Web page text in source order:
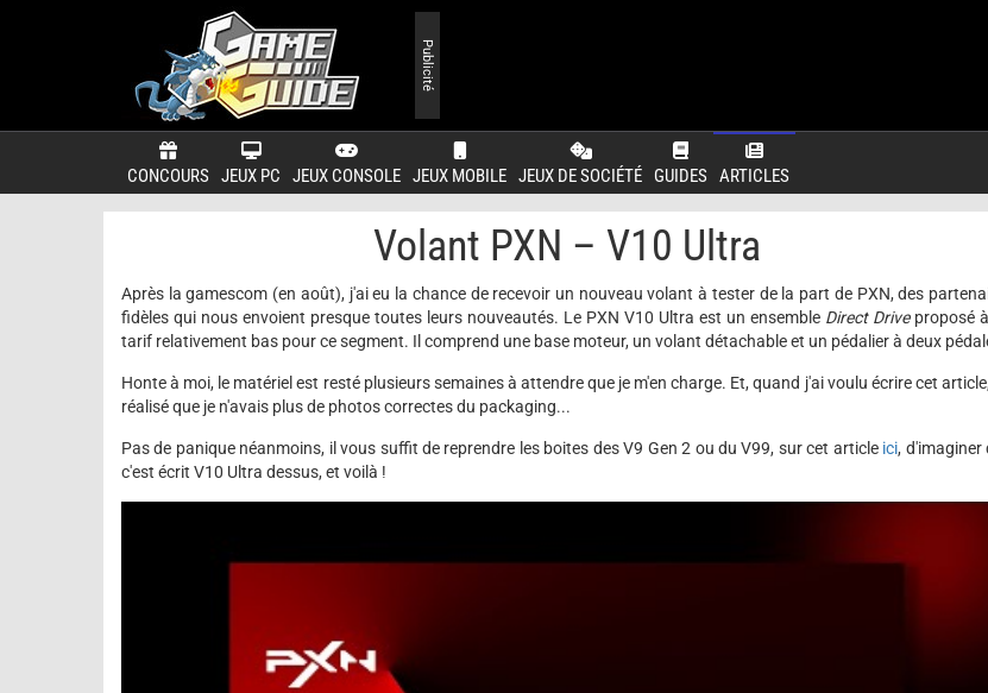
CONCOURS JEUX PC JEUX CONSOLE JEUX MOBILE JEUX DE SOCIÉTÉ GUIDES ARTICLES
Publicité
Volant PXN – V10 Ultra
Après la gamescom (en août), j'ai eu la chance de recevoir un nouveau volant à tester de la part de PXN, des
fidèles qui nous envoient presque toutes leurs nouveautés. Le PXN V10 Ultra est un ensemble Direct Driveproposé
tarif relativement bas pour ce segment. Il comprend une base moteur, un volant détachable et un pédalier à deux
Honte à moi, le matériel est resté plusieurs semaines à attendre que je m'en charge. Et, quand j'ai voulu écrire cet
réalisé que je n'avais plus de photos correctes du packaging...
Pas de panique néanmoins, il vous suffit de reprendre les boites des V9 Gen 2 ou du V99, sur cet article ici, d'imaginer
c'est écrit V10 Ultra dessus, et voilà !